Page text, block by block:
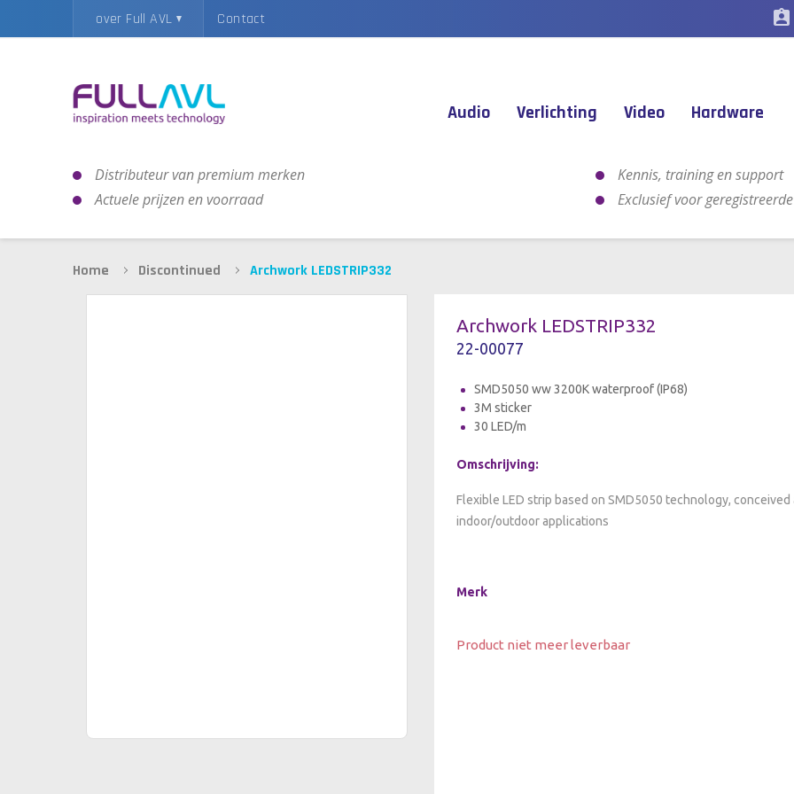
Contact
over Full AVL assignment_ind
Audio Verlichting Video Hardware
Distributeur van premium merken
Kennis, training en support
Actuele prijzen en voorraad
Exclusief voor
Home Discontinued Archwork LEDSTRIP332
Archwork LEDSTRIP332
22-00077
SMD5050 ww 3200K waterproof (IP68)
3M sticker
30 LED/m
Omschrijving:
Flexible LED strip based on SMD5050 technology,
indoor/outdoor applications
Merk
Product niet meer leverbaar